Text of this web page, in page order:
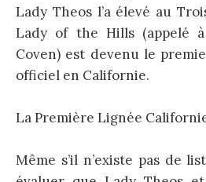
Lady Theos l’a élevé au
Lady of the Hills (appelé
Coven) est devenu le
officiel en Californie.
La Première Lignée
Même s’il n’existe pas de